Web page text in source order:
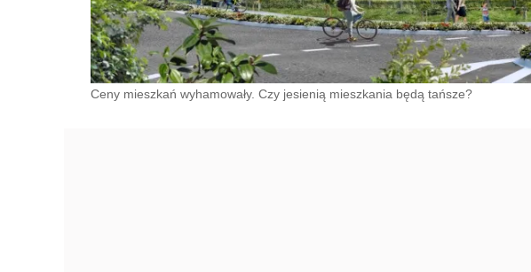
Ceny mieszkań wyhamowały. Czy jesienią mieszkania będą tańsze?